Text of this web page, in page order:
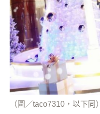
（圖／taco7310，以下同）